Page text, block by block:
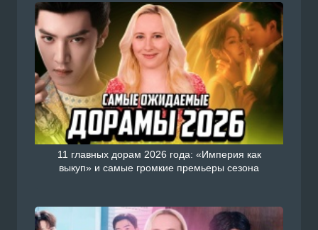
11 главных дорам 2026 года: «Империя как
выкуп» и самые громкие премьеры сезона